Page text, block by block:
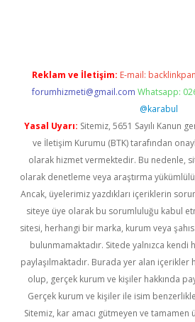
Reklam ve İletişim: E-mail:
forumhizmeti@gmail.com Whatsapp:
@karabul
Yasal Uyarı: Sitemiz, 5651 Sayılı Kanun
ve İletişim Kurumu (BTK) tarafından
olarak hizmet vermektedir. Bu nedenle,
olarak denetleme veya araştırma
Ancak, üyelerimiz yazdıkları içeriklerin
siteye üye olarak bu sorumluluğu kabul
sitesi, herhangi bir marka, kurum veya
bulunmamaktadır. Sitede yalnızca kendi
paylaşılmaktadır. Burada yer alan içerikler
olup, gerçek kurum ve kişiler hakkında
Gerçek kurum ve kişiler ile isim
Sitemiz, kar amacı gütmeyen ve tamamen